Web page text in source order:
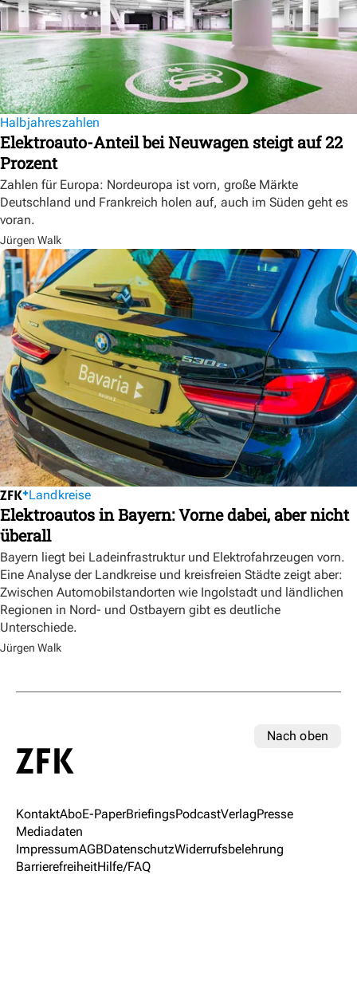
Halbjahreszahlen
Elektroauto-Anteil bei Neuwagen steigt auf 22
Prozent
Zahlen für Europa: Nordeuropa ist vorn, große Märkte
Deutschland und Frankreich holen auf, auch im Süden geht es
voran.
Jürgen Walk
Landkreise
Elektroautos in Bayern: Vorne dabei, aber nicht
überall
Bayern liegt bei Ladeinfrastruktur und Elektrofahrzeugen vorn.
Eine Analyse der Landkreise und kreisfreien Städte zeigt aber:
Zwischen Automobilstandorten wie Ingolstadt und ländlichen
Regionen in Nord- und Ostbayern gibt es deutliche
Unterschiede.
Jürgen Walk
Nach oben
KontaktAboE-PaperBriefingsPodcastVerlagPresse
Mediadaten
ImpressumAGBDatenschutzWiderrufsbelehrung
BarrierefreiheitHilfe/FAQ